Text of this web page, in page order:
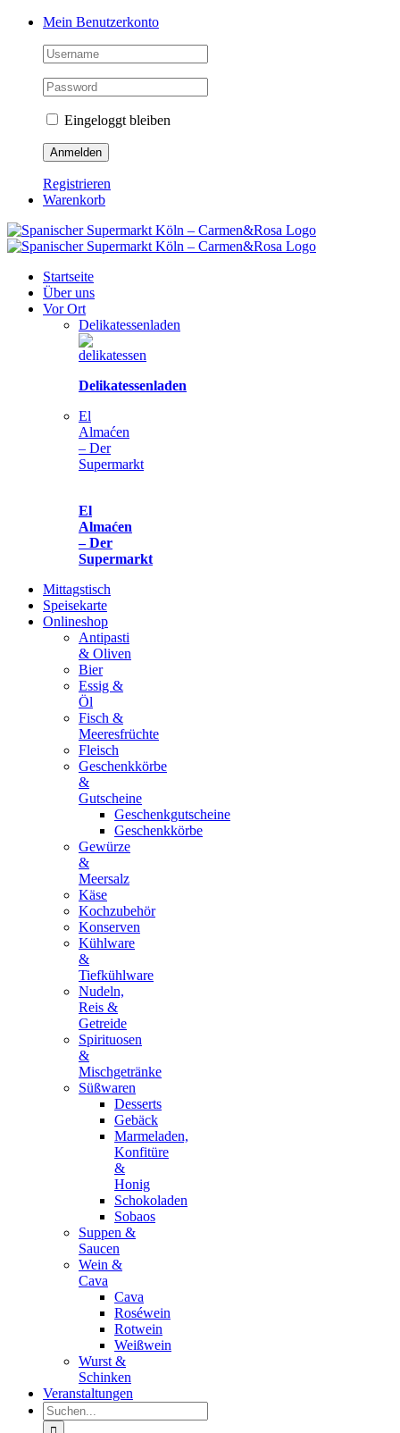
Zum
springen
Facebook
Instagram
Pinterest
Tiktok
YouTubeMein Benutzerkonto
Eingeloggt bleiben
Registrieren
Warenkorb
Startseite
Über uns
Vor Ort
Delikatessenladen
Delikatessenladen
El
Almaćen
– Der
Supermarkt
El
Almaćen
– Der
Supermarkt
Mittagstisch
Speisekarte
Onlineshop
Antipasti
& Oliven
Bier
Essig &
Öl
Fisch &
Meeresfrüchte
Fleisch
Geschenkkörbe
&
Gutscheine
Geschenkgutscheine
Geschenkkörbe
Gewürze
&
Meersalz
Käse
Kochzubehör
Konserven
Kühlware
&
Tiefkühlware
Nudeln,
Reis &
Getreide
Spirituosen
&
Mischgetränke
Süßwaren
Desserts
Gebäck
Marmeladen,
Konfitüre
&
Honig
Schokoladen
Sobaos
Suppen &
Saucen
Wein &
Cava
Cava
Roséwein
Rotwein
Weißwein
Wurst &
Schinken
Veranstaltungen
Suche
nach: